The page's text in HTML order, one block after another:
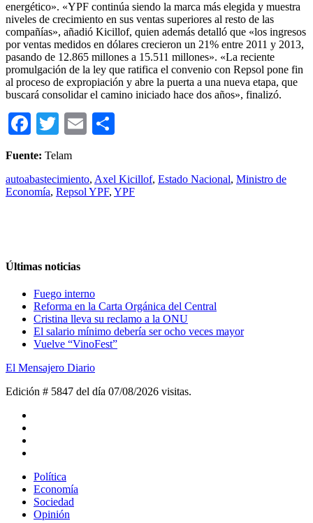
energético». «YPF continúa siendo la marca más elegida y muestra
niveles de crecimiento en sus ventas superiores al resto de las
compañías», añadió Kicillof, quien además detalló que «los ingresos
por ventas medidos en dólares crecieron un 21% entre 2011 y 2013,
pasando de 12.865 millones a 15.511 millones». «La reciente
promulgación de la ley que ratifica el convenio con Repsol pone fin
al proceso de expropiación y abre la puerta a una nueva etapa, que
buscará consolidar el camino iniciado hace dos años», finalizó.
Facebook
TwitterEmail
Fuente: Telam
autoabastecimiento, Axel Kicillof, Estado Nacional, Ministro de
Economía, Repsol YPF, YPF
Últimas noticias
Fuego interno
Reforma en la Carta Orgánica del Central
Cristina lleva su reclamo a la ONU
El salario mínimo debería ser ocho veces mayor
Vuelve “VinoFest”
El Mensajero Diario
Edición # 5847 del día 07/08/2026 visitas.
Política
Economía
Sociedad
Opinión